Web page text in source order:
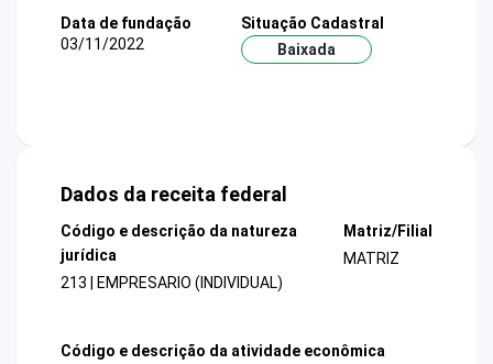
Data de fundação
03/11/2022
Situação Cadastral
Baixada
Dados da receita federal
Código e descrição da natureza
jurídica
213 | EMPRESARIO (INDIVIDUAL)
Matriz/Filial
MATRIZ
Código e descrição da atividade econômica